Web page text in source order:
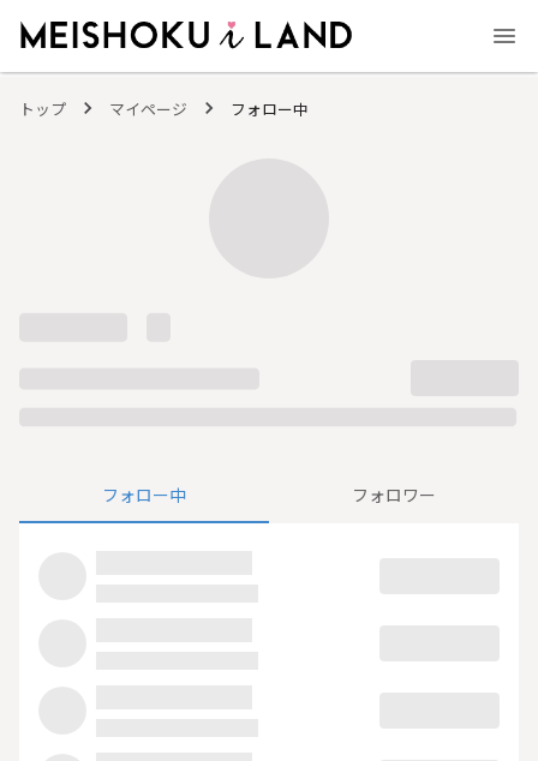
トップ マイページ フォロー中
フォロー中 フォロワー